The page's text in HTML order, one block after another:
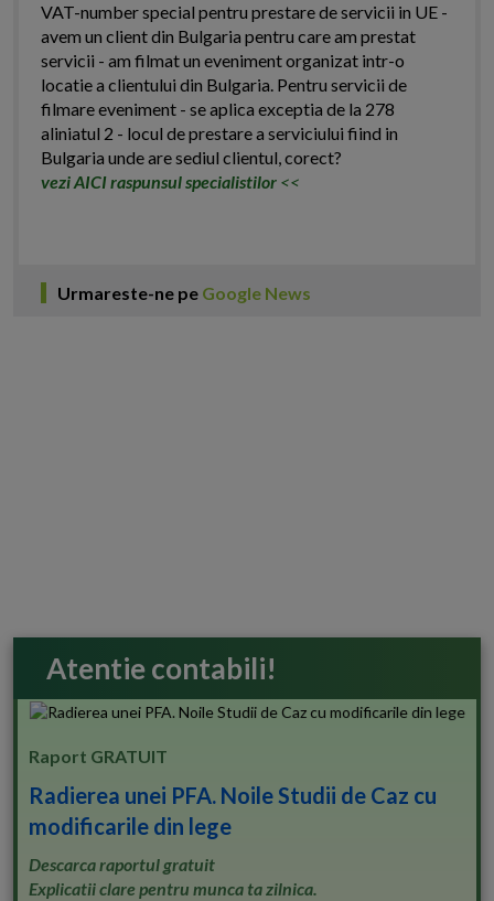
VAT-number special pentru prestare de servicii in UE -
avem un client din Bulgaria pentru care am prestat
servicii - am filmat un eveniment organizat intr-o
locatie a clientului din Bulgaria. Pentru servicii de
filmare eveniment - se aplica exceptia de la 278
aliniatul 2 - locul de prestare a serviciului fiind in
Bulgaria unde are sediul clientul, corect?
vezi AICI raspunsul specialistilor <<
Urmareste-ne pe Google News
Atentie contabili!
Raport GRATUIT
Radierea unei PFA. Noile Studii de Caz cu
modificarile din lege
Descarca raportul gratuit
Explicatii clare pentru munca ta zilnica.